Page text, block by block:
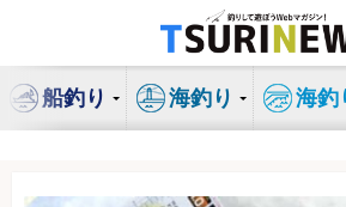
ン
船釣り 海釣り 海釣